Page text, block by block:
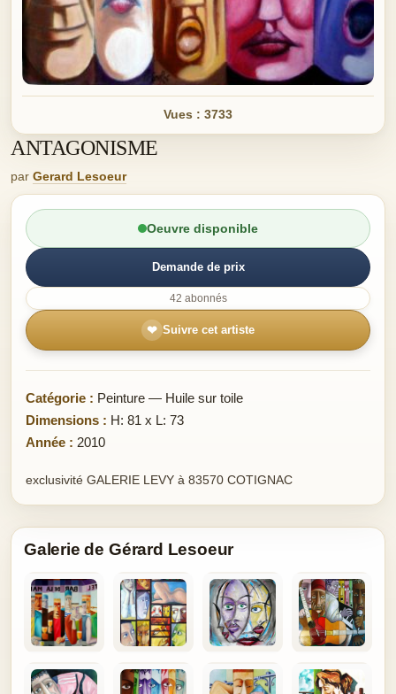
Vues : 3733
ANTAGONISME
par Gerard Lesoeur
Oeuvre disponible
Demande de prix
42 abonnés
❤ Suivre cet artiste
Catégorie : Peinture — Huile sur toile
Dimensions : H: 81 x L: 73
Année : 2010
exclusivité GALERIE LEVY à 83570 COTIGNAC
Galerie de Gérard Lesoeur